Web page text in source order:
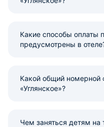
Какие способы оплаты
предусмотрены в
Какой общий номерной
«Углянское»?
Чем заняться детям на